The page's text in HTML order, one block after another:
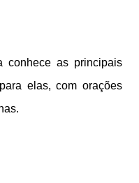
conhece as principais
elas, com orações